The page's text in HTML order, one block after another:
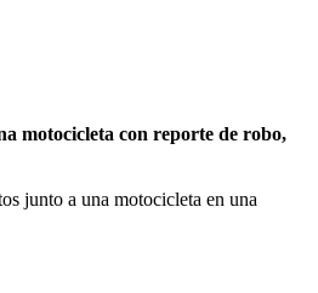
motocicleta con reporte de robo,
junto a una motocicleta en una